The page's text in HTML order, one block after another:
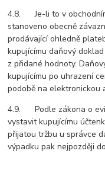
4.8. Je-li to v
stanoveno obecně
prodávající ohledně
kupujícímu daňový
z přidané hodnoty.
kupujícímu po uhrazení
podobě na elektronickou
4.9. Podle zákona o
vystavit kupujícímu
přijatou tržbu u správce
výpadku pak nejpozději